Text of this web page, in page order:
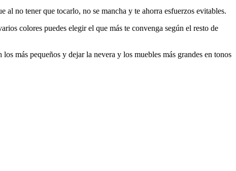
al no tener que tocarlo, no se mancha y te ahorra esfuerzos evitables.
colores puedes elegir el que más te convenga según el resto de
más pequeños y dejar la nevera y los muebles más grandes en tonos